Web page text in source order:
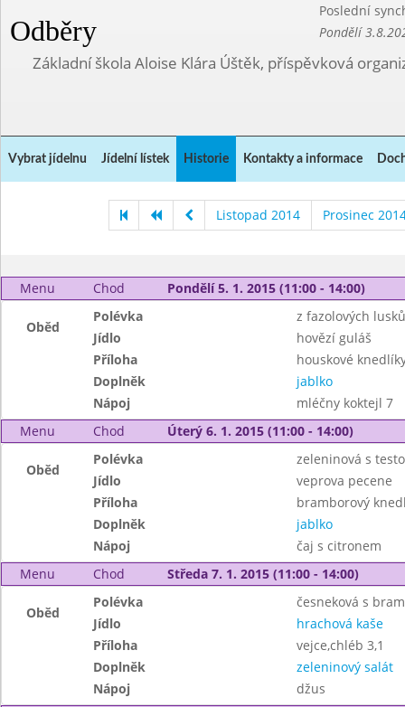
Odběry
Poslední
Pondělí
Základní škola Aloise Klára Úštěk, příspěvková
Vybrat jídelnu Jídelní lístek Historie Kontakty a informace
Listopad 2014 Prosinec
Menu Chod Pondělí 5. 1. 2015 (11:00 - 14:00)
Oběd
Polévka
z fazolových lusků
Jídlo
hovězí guláš
Příloha
houskové
Doplněk
jablko
Nápoj
mléčny koktejl 7
Menu
Chod Úterý 6. 1. 2015 (11:00 - 14:00)
Oběd
Polévka
zeleninová s
Jídlo
veprova pecene
Příloha
bramborový
Doplněk
jablko
Nápoj
čaj s citronem
Menu
Chod Středa 7. 1. 2015 (11:00 - 14:00)
Oběd
Polévka
česneková s
Jídlo
hrachová kaše
Příloha
vejce,chléb 3,1
Doplněk
zeleninový salát
Nápoj
džus